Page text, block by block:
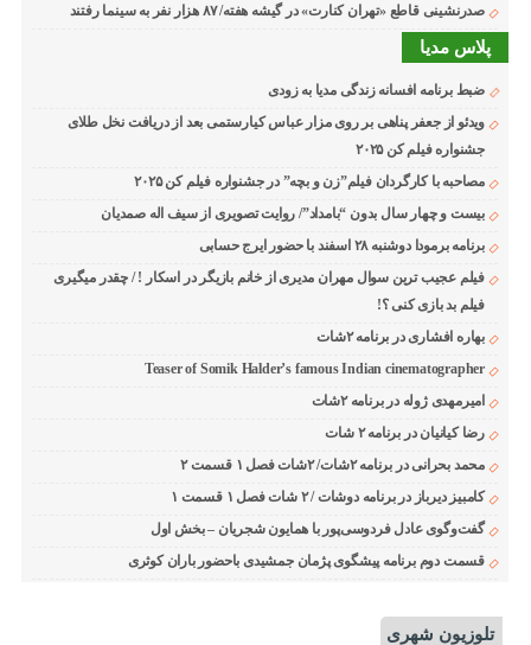
صدرنشینی قاطع «تهران کنارت» در گیشه هفته/ ۸۷ هزار نفر به سینما رفتند
پلاس مدیا
ضبط برنامه افسانه زندگی مدیا به زودی
ویدئو از جعفر پناهی بر روی مزار عباس کیارستمی بعد از دریافت نخل طلای
جشنواره فیلم کن ۲۰۲۵
مصاحبه با کارگردان فیلم”زن و بچه” در جشنواره فیلم کن ۲۰۲۵
بیست و چهار سال بدون “بامداد”/ روایت تصویری از سیف اله صمدیان
برنامه برمودا دوشنبه ۲۸ اسفند با حضور ایرج حسابی
فیلم عجیب ترین سوال مهران مدیری از خانم بازیگر در اسکار ! / چقدر میگیری
فیلم بد بازی کنی ؟!
بهاره افشاری در برنامه ۲شات
Teaser of Somik Halder’s famous Indian cinematographer
امیرمهدی ژوله در برنامه ۲شات
رضا کیانیان در برنامه ۲ شات
محمد بحرانی در برنامه ۲شات/ ۲شات فصل ۱ قسمت ۲
کامبیز دیرباز در برنامه دوشات / ۲ شات فصل ۱ قسمت ۱
گفت‌وگوی عادل فردوسی‌پور با همایون شجریان – بخش اول
قسمت دوم برنامه پیشگوی پژمان جمشیدی باحضور باران کوثری
تلوزیون شهری